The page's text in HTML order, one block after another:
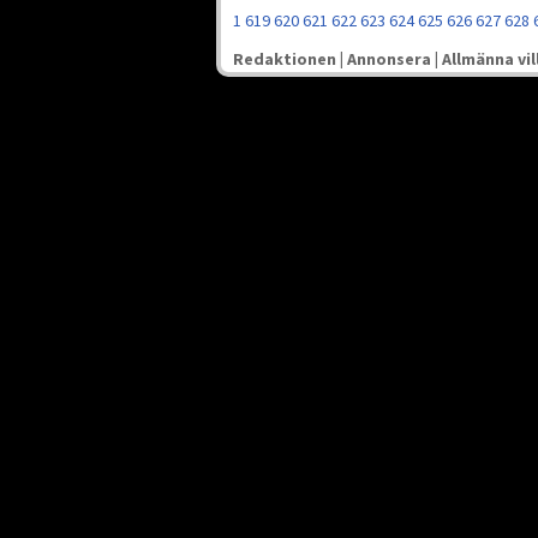
1 619620621 622623 624625 626627628
Redaktionen | Annonsera | Allmänna